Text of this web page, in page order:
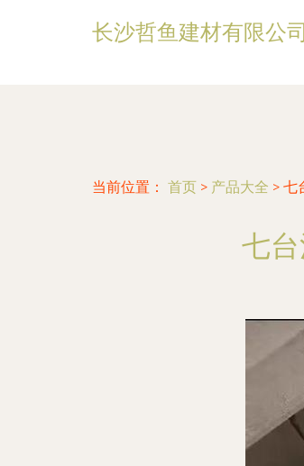
长沙哲鱼建材有限公司
当前位置： 首页 > 产品大全 > 七
七